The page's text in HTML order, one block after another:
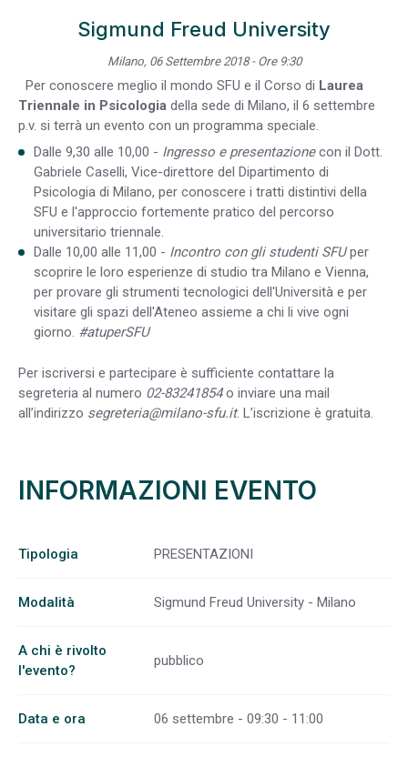
Sigmund Freud University
Milano, 06 Settembre 2018 - Ore 9:30
Per conoscere meglio il mondo SFU e il Corso di Laurea
Triennale in Psicologia della sede di Milano, il 6 settembre
p.v. si terrà un evento con un programma speciale.
Dalle 9,30 alle 10,00 - Ingresso e presentazionecon il Dott.
Gabriele Caselli, Vice-direttore del Dipartimento di
Psicologia di Milano, per conoscere i tratti distintivi della
SFU e l'approccio fortemente pratico del percorso
universitario triennale.
Dalle 10,00 alle 11,00 - Incontro con gli studenti SFUper
scoprire le loro esperienze di studio tra Milano e Vienna,
per provare gli strumenti tecnologici dell'Università e per
visitare gli spazi dell'Ateneo assieme a chi li vive ogni
giorno. #atuperSFU
Per iscriversi e partecipare è sufficiente contattare la
segreteria al numero 02-83241854o inviare una mail
all’indirizzo segreteria@milano-sfu.it. L’iscrizione è gratuita.
INFORMAZIONI EVENTO
Tipologia PRESENTAZIONI
Modalità Sigmund Freud University - Milano
A chi è rivolto
l'evento?
pubblico
Data e ora 06 settembre - 09:30 - 11:00